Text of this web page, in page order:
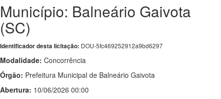
Município: Balneário Gaivota
(SC)
Identificador desta licitação: DOU-5fc469252912a9bd6297
Modalidade: Concorrência
Órgão: Prefeitura Municipal de Balneário Gaivota
Abertura: 10/06/2026 00:00